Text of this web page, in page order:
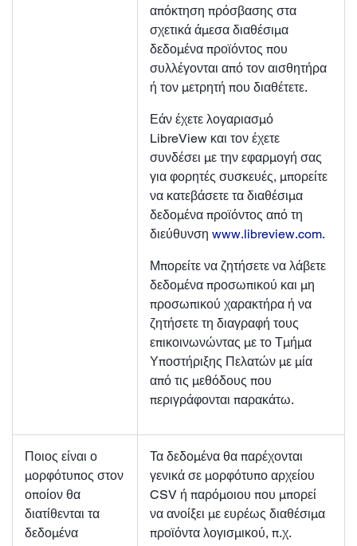
απόκτηση πρόσβασης στα
σχετικά άμεσα διαθέσιμα
δεδομένα προϊόντος που
συλλέγονται από τον αισθητήρα
ή τον μετρητή που διαθέτετε.
Εάν έχετε λογαριασμό
LibreView και τον έχετε
συνδέσει με την εφαρμογή σας
για φορητές συσκευές, μπορείτε
να κατεβάσετε τα διαθέσιμα
δεδομένα προϊόντος από τη
διεύθυνση www.libreview.com.
Μπορείτε να ζητήσετε να λάβετε
δεδομένα προσωπικού και μη
προσωπικού χαρακτήρα ή να
ζητήσετε τη διαγραφή τους
επικοινωνώντας με το Τμήμα
Υποστήριξης Πελατών με μία
από τις μεθόδους που
περιγράφονται παρακάτω.
Ποιος είναι ο
μορφότυπος στον
οποίον θα
διατίθενται τα
δεδομένα
Τα δεδομένα θα παρέχονται
γενικά σε μορφότυπο αρχείου
CSV ή παρόμοιου που μπορεί
να ανοίξει με ευρέως διαθέσιμα
προϊόντα λογισμικού, π.χ.